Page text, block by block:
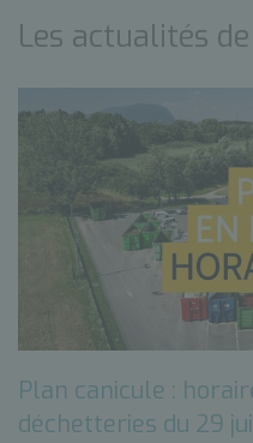
Les actualités
Plan canicule :
déchetteries du 29